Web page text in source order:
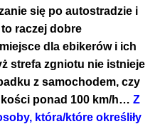
się po autostradzie i
raczej dobre
dla ebikerów i ich
strefa zgniotu nie istnieje
z samochodem, czy
ponad 100 km/h… Z
która/które określiły